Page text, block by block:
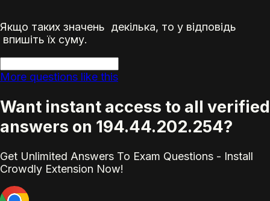
Якщо таких значень декілька, то у відповідь
впишіть їх суму.
More questions like this
Want instant access to all verified
answers on 194.44.202.254?
Get Unlimited Answers To Exam Questions - Install
Crowdly Extension Now!